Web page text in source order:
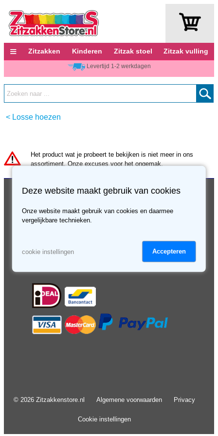
≡ Zitzakken Kinderen Zitzak stoel Zitzak vulling
Levertijd 1-2 werkdagen
< Losse hoezen
Het product wat je probeert te bekijken is niet meer in ons
assortiment. Onze excuses voor het ongemak.
Klantenservice
Verzending en bezorging
Retourneren & service
Over ons
Contact
© 2026 Zitzakkenstore.nl Algemene voorwaarden Privacy
Cookie instellingen
Deze website maakt gebruik van cookies
Onze website maakt gebruik van cookies en daarmee
vergelijkbare technieken.
cookie instellingen Accepteren